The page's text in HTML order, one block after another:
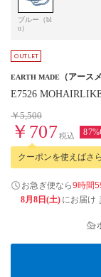
ブルー（bl
u）
EARTH MADE （アース
E7526
￥5,500
￥707税込
クーポンを使えばさ
お急ぎ便なら9時間
8月8日(土) にお届け